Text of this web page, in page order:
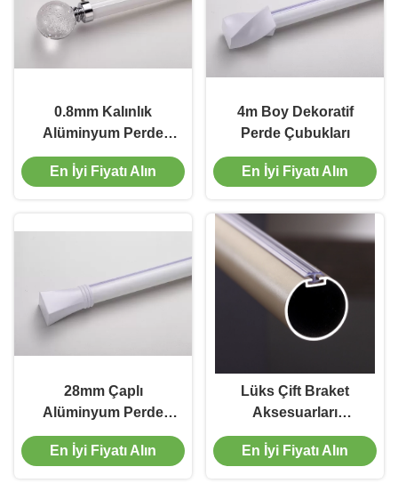
0.8mm Kalınlık
Alüminyum Perde
Çubuğu
En İyi Fiyatı Alın
4m Boy Dekoratif
Perde Çubukları
En İyi Fiyatı Alın
28mm Çaplı
Alüminyum Perde
Çubuğu
En İyi Fiyatı Alın
Lüks Çift Braket
Aksesuarları
Ayarlanabilir 28mm
alüminyum alaşımlı
En İyi Fiyatı Alın